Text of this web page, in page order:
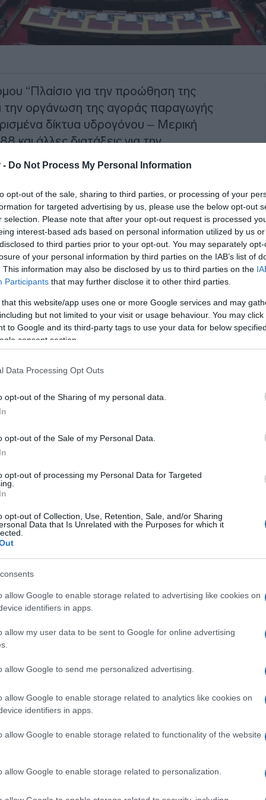
- Do Not Process My Personal Information
opt-out of the sale, sharing to third parties, or processing of your
for targeted advertising by us, please use the below opt-out
selection. Please note that after your opt-out request is processed
interest-based ads based on personal information utilized by us
to third parties prior to your opt-out. You may separately
of your personal information by third parties on the IAB’s list of
This information may also be disclosed by us to third parties on the
Participants that may further disclose it to other third parties.
that this website/app uses one or more Google services and may
but not limited to your visit or usage behaviour. You may
to Google and its third-party tags to use your data for below
consent section.
Data Processing Opt Outs
opt-out of the Sharing of my personal data.
opt-out of the Sale of my Personal Data.
opt-out of processing my Personal Data for Targeted
opt-out of Collection, Use, Retention, Sale, and/or Sharing
Data that Is Unrelated with the Purposes for which it
allow Google to enable storage related to advertising like cookies on
identifiers in apps.
allow my user data to be sent to Google for online advertising
allow Google to send me personalized advertising.
allow Google to enable storage related to analytics like cookies on
identifiers in apps.
allow Google to enable storage related to functionality of the website
allow Google to enable storage related to personalization.
“Πλαίσιο για την προώθηση της
την οργάνωση της αγοράς παραγωγής
δίκτυα υδρογόνου – Μερική
άλλες διατάξεις για την
“το προτεινόμενο σχέδιο νόμου
της παραγωγής βιομεθανίου και
για πρώτη φορά, διατάξεων που θα
μονάδων υδρογόνου και
Ε.Σ.Φ.Α. ή σε Δίκτυο Διανομής Φυσικού
το πλαίσιο της ανακοίνωσης της
2022, «REPowerEU: Κοινή
εξασφαλισμένη και βιώσιμη
Κοινοβουλίου και του
με κοινούς κανόνες για τις
φυσικού αερίου και υδρογόνου, και
1791 και την κατάργηση της
εν μέρει ενσωματώνεται”.
είναι η διαμόρφωση του
βιομεθανίου και του υδρογόνου
χαμηλών ανθρακούχων εκπομπών),
μείγμα της χώρας, προς επίτευξη
Σχέδιο για την Ενέργεια και το Κλίμα
πλαίσιο απαναθρακοποίησης και
Στην κατεύθυνση αυτή θεσπίζεται
για την παραγωγή βιομεθανίου
Εθνικό Σύστημα Φυσικού Αερίου
Αερίου (Δίκτυα Διανομής), τη
δεν συνδέονται με το Σύστημα ή τα
καυσίμων κίνησης. Παράλληλα,
Γεωγραφικά Περιορισμένα Δίκτυα